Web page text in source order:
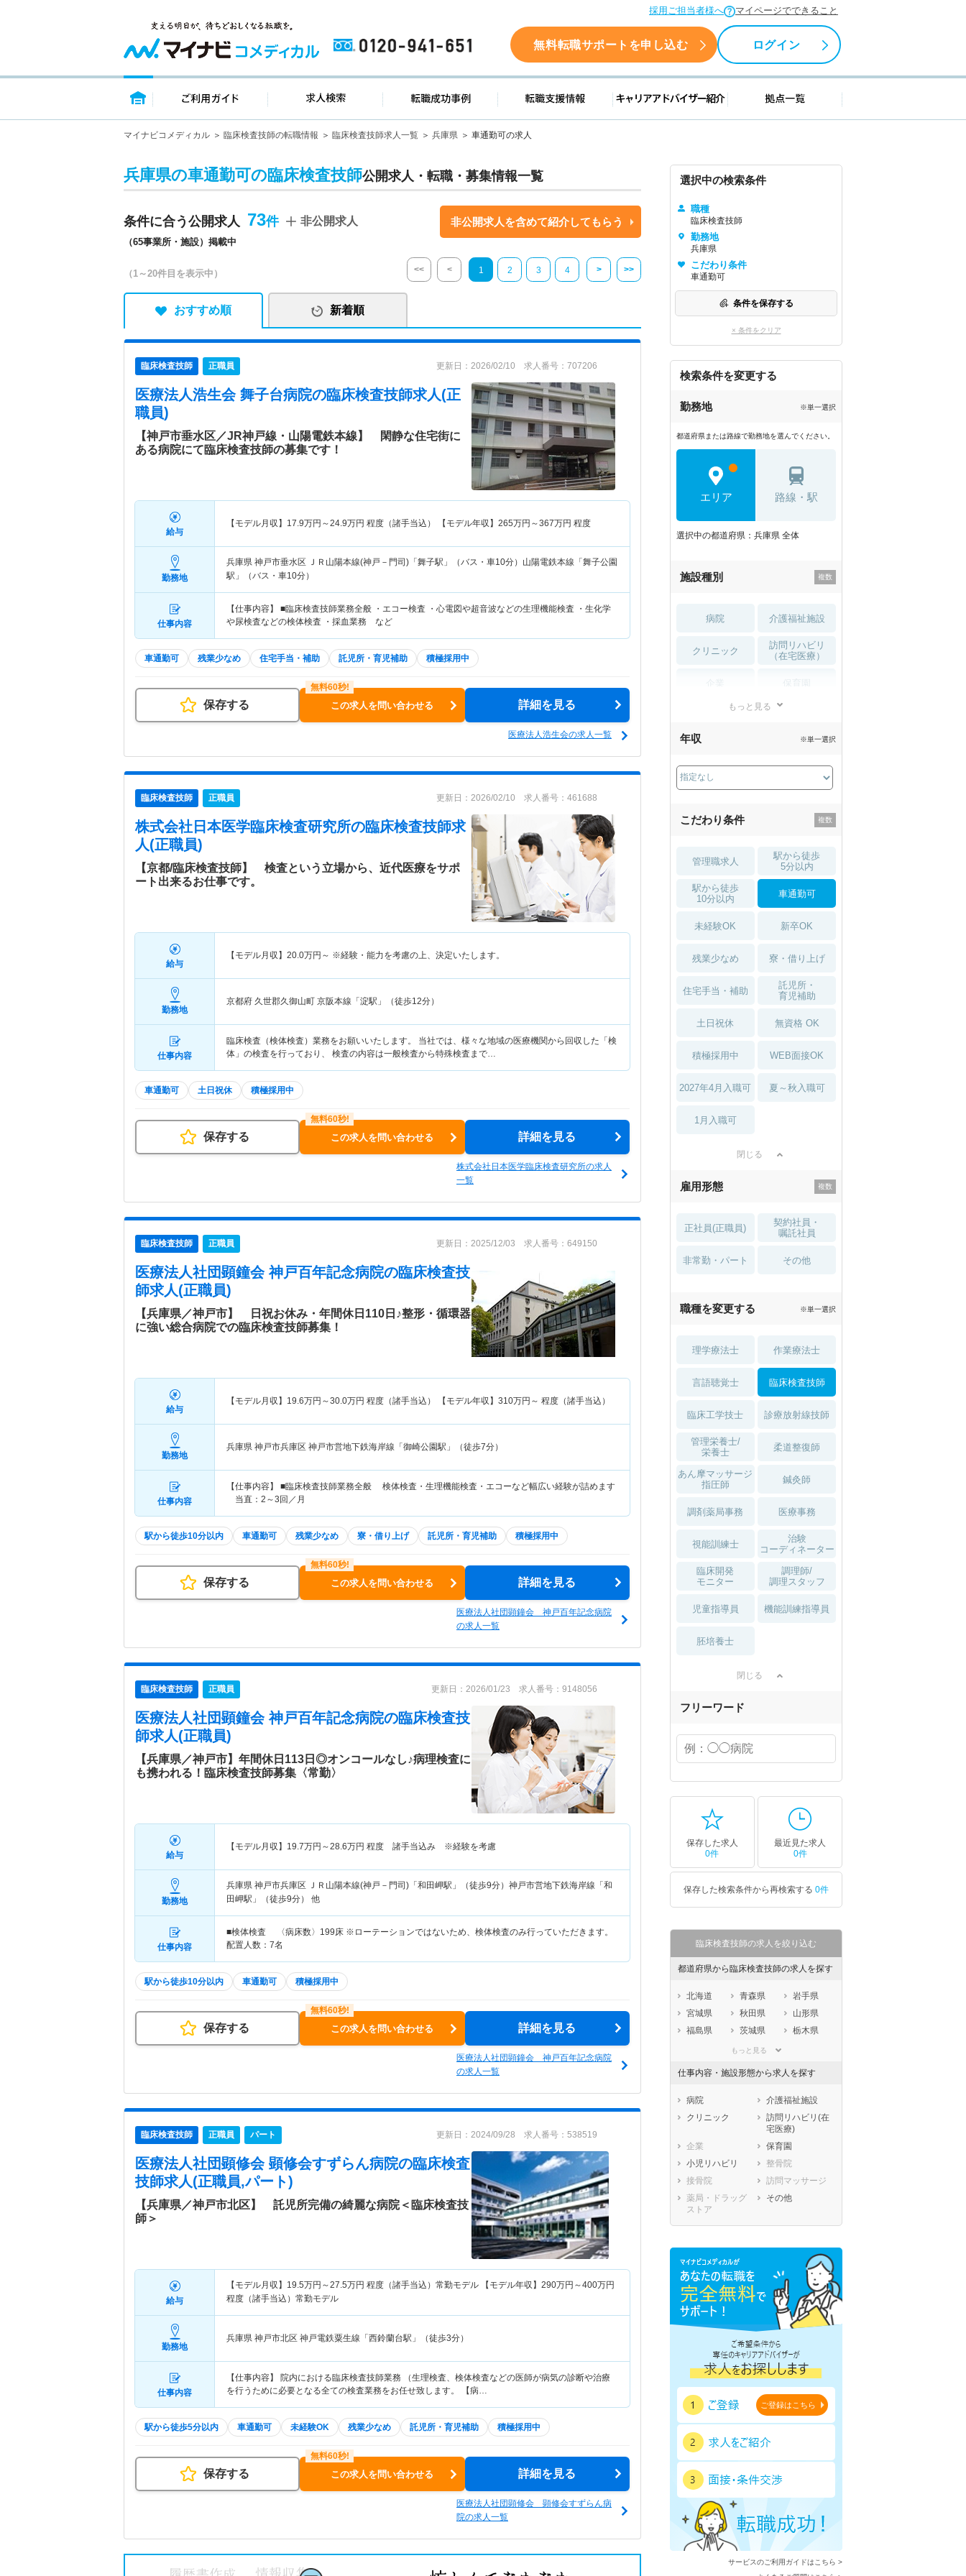
採用ご担当者様へ マイページでできること
0120-941-651 無料転職サポートを申し込む ログイン
トップページ ご利用ガイド 求人検索 転職成功事例 転職支援情報 キャリアアドバイザー紹介 拠点一覧
マイナビコメディカル 臨床検査技師の転職情報 臨床検査技師求人一覧 兵庫県 車通勤可の求人
兵庫県の車通勤可の臨床検査技師公開求人・転職・募集情報一覧
条件に合う公開求人 73
（65事業所・施設）掲載中
非公開求人 非公開求人を含めて紹介してもらう
（1～20件目を表示中） << < 1 2 3 4 > >>
おすすめ順 新着順
臨床検査技師 正職員 更新日：2026/02/10 求人番号：707206
医療法人浩生会 舞子台病院の臨床検査技師求人(正
職員)
【神戸市垂水区／JR神戸線・山陽電鉄本線】 閑静な住宅街に
ある病院にて臨床検査技師の募集です！
給与
【モデル月収】 17.9万円～24.9万円 程度（諸手当込） 【モデル年収】 265万円～367万円 程度
勤務地
兵庫県 神戸市垂水区 ＪＲ山陽本線(神戸－門司)「舞子駅」（バス・車10分）山陽電鉄本線「舞子公園
駅」（バス・車10分）
仕事内容
【仕事内容】 ■臨床検査技師業務全般 ・エコー検査 ・心電図や超音波などの生理機能検査 ・生化学
や尿検査などの検体検査 ・採血業務 など
車通勤可 残業少なめ 住宅手当・補助 託児所・育児補助 積極採用中
保存する この求人を問い合わせる 詳細を見る
医療法人浩生会の求人一覧
臨床検査技師 正職員 更新日：2026/02/10 求人番号：461688
株式会社日本医学臨床検査研究所の臨床検査技師求
人(正職員)
【京都/臨床検査技師】 検査という立場から、近代医療をサポ
ート出来るお仕事です。
給与
【モデル月収】 20.0万円～ ※経験・能力を考慮の上、決定いたします。
勤務地
京都府 久世郡久御山町 京阪本線「淀駅」（徒歩12分）
仕事内容
臨床検査（検体検査）業務をお願いいたします。 当社では、様々な地域の医療機関から回収した「検
体」の検査を行っており、 検査の内容は一般検査から特殊検査まで…
車通勤可 土日祝休 積極採用中
保存する この求人を問い合わせる 詳細を見る
株式会社日本医学臨床検査研究所の求人
一覧
臨床検査技師 正職員 更新日：2025/12/03 求人番号：649150
医療法人社団顕鐘会 神戸百年記念病院の臨床検査技
師求人(正職員)
【兵庫県／神戸市】 日祝お休み・年間休日110日♪整形・循環器
に強い総合病院での臨床検査技師募集！
給与
【モデル月収】 19.6万円～30.0万円 程度（諸手当込） 【モデル年収】 310万円～ 程度（諸手当込）
勤務地
兵庫県 神戸市兵庫区 神戸市営地下鉄海岸線「御崎公園駅」（徒歩7分）
仕事内容
【仕事内容】 ■臨床検査技師業務全般 検体検査・生理機能検査・エコーなど幅広い経験が詰めます
当直：2～3回／月
駅から徒歩10分以内 車通勤可 残業少なめ 寮・借り上げ 託児所・育児補助 積極採用中
保存する この求人を問い合わせる 詳細を見る
医療法人社団顕鐘会 神戸百年記念病院
の求人一覧
臨床検査技師 正職員 更新日：2026/01/23 求人番号：9148056
医療法人社団顕鐘会 神戸百年記念病院の臨床検査技
師求人(正職員)
【兵庫県／神戸市】年間休日113日◎オンコールなし♪病理検査に
も携われる！臨床検査技師募集〈常勤〉
給与
【モデル月収】 19.7万円～28.6万円 程度 諸手当込み ※経験を考慮
勤務地
兵庫県 神戸市兵庫区 ＪＲ山陽本線(神戸－門司)「和田岬駅」（徒歩9分）神戸市営地下鉄海岸線「和
田岬駅」（徒歩9分） 他
仕事内容
■検体検査 〈病床数〉199床 ※ローテーションではないため、検体検査のみ行っていただきます。
配置人数：7名
駅から徒歩10分以内 車通勤可 積極採用中
保存する この求人を問い合わせる 詳細を見る
医療法人社団顕鐘会 神戸百年記念病院
の求人一覧
臨床検査技師 正職員 パート 更新日：2024/09/28 求人番号：538519
医療法人社団顕修会 顕修会すずらん病院の臨床検査
技師求人(正職員,パート)
【兵庫県／神戸市北区】 託児所完備の綺麗な病院＜臨床検査技
師＞
給与
【モデル月収】 19.5万円～27.5万円 程度（諸手当込）常勤モデル 【モデル年収】 290万円～400万円
程度（諸手当込）常勤モデル
勤務地
兵庫県 神戸市北区 神戸電鉄粟生線「西鈴蘭台駅」（徒歩3分）
仕事内容
【仕事内容】 院内における臨床検査技師業務 （生理検査、検体検査などの医師が病気の診断や治療
を行うために必要となる全ての検査業務をお任せ致します。 【病…
駅から徒歩5分以内 車通勤可 未経験OK 残業少なめ 託児所・育児補助 積極採用中
保存する この求人を問い合わせる 詳細を見る
医療法人社団顕修会 顕修会すずらん病
院の求人一覧
選択中の検索条件
職種
臨床検査技師
勤務地
兵庫県
こだわり条件
車通勤可
条件を保存する
× 条件をクリア
検索条件を変更する
勤務地 ※単一選択
都道府県または路線で勤務地を選んでください。
エリア 路線・駅
選択中の都道府県：兵庫県 全体
施設種別
病院 介護福祉施設
クリニック
訪問リハビリ
（在宅医療）
薬局・
もっと見る
年収 ※単一選択
こだわり条件
管理職求人
駅から徒歩
5分以内
駅から徒歩
10分以内
車通勤可
未経験OK 新卒OK
残業少なめ 寮・借り上げ
住宅手当・補助
託児所・
育児補助
土日祝休 無資格 OK
積極採用中 WEB面接OK
2027年4月入職可 夏～秋入職可
1月入職可
閉じる
雇用形態
正社員(正職員)
契約社員・
嘱託社員
非常勤・パート その他
職種を変更する ※単一選択
理学療法士 作業療法士
言語聴覚士 臨床検査技師
臨床工学技士 診療放射線技師
管理栄養士/
栄養士
柔道整復師
あん摩マッサージ
指圧師
鍼灸師
調剤薬局事務 医療事務
視能訓練士
治験
コーディネーター
臨床開発
モニター
調理師/
調理スタッフ
児童指導員 機能訓練指導員
胚培養士
閉じる
フリーワード
保存した求人
0件
最近見た求人
0件
保存した検索条件から再検索する 0件
臨床検査技師の求人を絞り込む
都道府県から臨床検査技師の求人を探す
北海道 青森県
岩手県
宮城県
秋田県
山形県
福島県
茨城県
栃木県
埼玉県
石川県
福井県
岐阜県
静岡県
愛知県
三重県
大阪府
兵庫県
奈良県
鳥取県
島根県
広島県
山口県
徳島県
香川県
愛媛県
もっと見る
仕事内容・施設形態から求人を探す
病院
介護福祉施設
クリニック
訪問リハビリ(在
宅医療)
企業
保育園
小児リハビリ
整骨院
接骨院
訪問マッサージ
薬局・ドラッグ
ストア
その他
ご登録はこちら
サービスのご利用ガイドはこちら >